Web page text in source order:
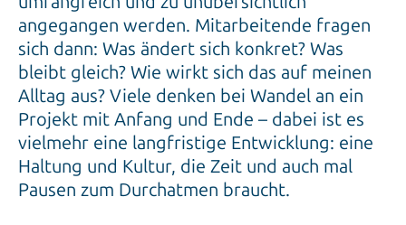
angegangen werden. Mitarbeitende fragen
sich dann: Was ändert sich konkret? Was
bleibt gleich? Wie wirkt sich das auf meinen
Alltag aus? Viele denken bei Wandel an ein
Projekt mit Anfang und Ende – dabei ist es
vielmehr eine langfristige Entwicklung: eine
Haltung und Kultur, die Zeit und auch mal
Pausen zum Durchatmen braucht.